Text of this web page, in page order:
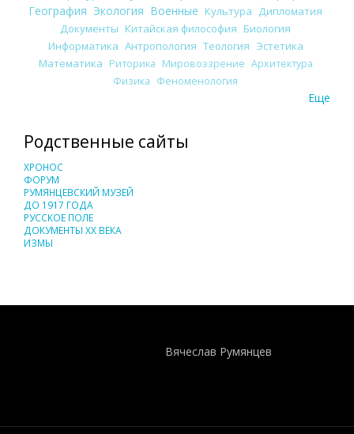
География Экология Военные Культура
Дипломатия
Документы Китайская философия Биология
Информатика Антропология Теология Эстетика
Математика Риторика Мировоззрение Архитектура
Физика Феноменология
Еще
Родственные сайты
ХРОНОС
ФОРУМ
РУМЯНЦЕВСКИЙ МУЗЕЙ
ДО 1917 ГОДА
РУССКОЕ ПОЛЕ
ДОКУМЕНТЫ XX ВЕКА
ИЗМЫ
Вячеслав Румянцев